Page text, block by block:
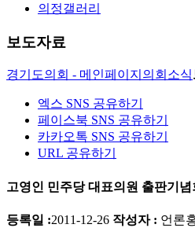
의정갤러리
보도자료
경기도의회 - 메인페이지 의회소식
엑스 SNS 공유하기
페이스북 SNS 공유하기
카카오톡 SNS 공유하기
URL 공유하기
고영인 민주당 대표의원 출판기념
등록일 :2011-12-26 작성자 : 언론